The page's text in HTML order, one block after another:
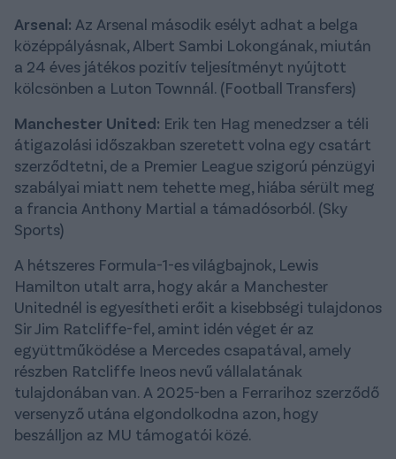
Arsenal: Az Arsenal második esélyt adhat a belga
középpályásnak, Albert Sambi Lokongának, miután
a 24 éves játékos pozitív teljesítményt nyújtott
kölcsönben a Luton Townnál. (Football Transfers)
Manchester United: Erik ten Hag menedzser a téli
átigazolási időszakban szeretett volna egy csatárt
szerződtetni, de a Premier League szigorú pénzügyi
szabályai miatt nem tehette meg, hiába sérült meg
a francia Anthony Martial a támadósorból. (Sky
Sports)
A hétszeres Formula-1-es világbajnok, Lewis
Hamilton utalt arra, hogy akár a Manchester
Unitednél is egyesítheti erőit a kisebbségi tulajdonos
Sir Jim Ratcliffe-fel, amint idén véget ér az
együttműködése a Mercedes csapatával, amely
részben Ratcliffe Ineos nevű vállalatának
tulajdonában van. A 2025-ben a Ferrarihoz szerződő
versenyző utána elgondolkodna azon, hogy
beszálljon az MU támogatói közé.